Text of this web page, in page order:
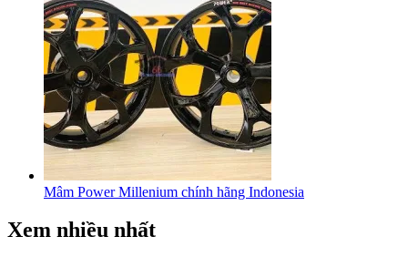
Mâm Power Millenium chính hãng Indonesia
Xem nhiều nhất